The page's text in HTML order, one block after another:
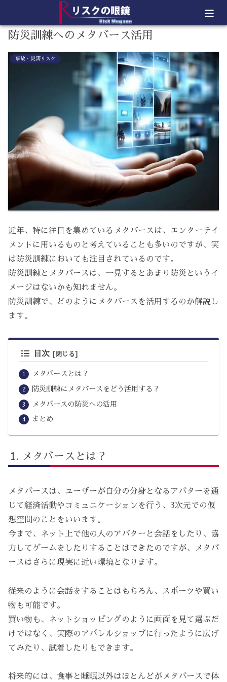
防災訓練へのメタバース活用
事故・災害リスク
近年、特に注目を集めているメタバースは、エンターテイ
メントに用いるものと考えていることも多いのですが、実
は防災訓練においても注目されているのです。
防災訓練とメタバースは、一見するとあまり防災というイ
メージはないかも知れません。
防災訓練で、どのようにメタバースを活用するのか解説し
ます。
目次
メタバースとは？
防災訓練にメタバースをどう活用する？
メタバースの防災への活用
まとめ
メタバースとは？
メタバースは、ユーザーが自分の分身となるアバターを通
じて経済活動やコミュニケーションを行う、3次元での仮
想空間のことをいいます。
今まで、ネット上で他の人のアバターと会話をしたり、協
力してゲームをしたりすることはできたのですが、メタバ
ースはさらに現実に近い環境となります。
従来のように会話をすることはもちろん、スポーツや買い
物も可能です。
買い物も、ネットショッピングのように画面を見て選ぶだ
けではなく、実際のアパレルショップに行ったように広げ
てみたり、試着したりもできます。
将来的には、食事と睡眠以外はほとんどがメタバースで体